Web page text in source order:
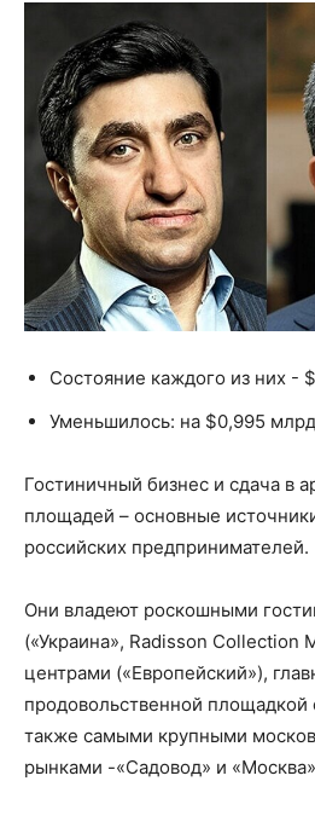
Состояние каждого из них -
Уменьшилось: на $0,995
Гостиничный бизнес и сдача в
площадей – основные
российских предпринимателей.
Они владеют роскошными
(«Украина», Radisson Collection
центрами («Европейский»),
продовольственной площадкой
также самыми крупными
рынками -«Садовод» и